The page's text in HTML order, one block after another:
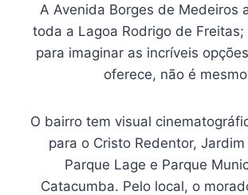
A Avenida Borges de Medeiros
toda a Lagoa Rodrigo de
para imaginar as incríveis
oferece, não é
O bairro tem visual
para o Cristo Redentor,
Parque Lage e Parque
Catacumba. Pelo local, o